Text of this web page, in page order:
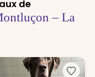
de
– La